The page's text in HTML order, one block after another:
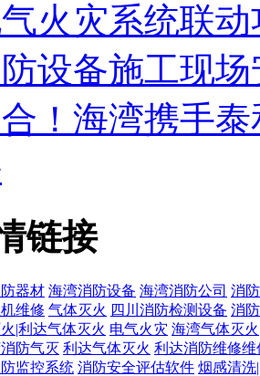
火灾系统联
设备施工现
！海湾携手
链接
器材 海湾消防设备 海湾消防公司 消
维修 气体灭火 四川消防检测设备 消
|利达气体灭火 电气火灾 海湾气体灭
防气灭 利达气体灭火 利达消防维修维
监控系统 消防安全评估软件 烟感清洗